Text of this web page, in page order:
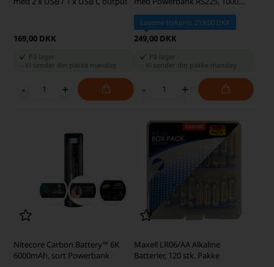
169,00 DKK
På lager
-Vi sender din pakke mandag
- +
Lumen
Laveste stykpris: 219,00 DKK
249,00 DKK
På lager
Vi sender din pakke mandag
- +
Nitecore Carbon Battery™ 6K
6000mAh, sort Powerbank
Maxell LR06/AA Alkaline
Batterier, 120 stk. Pakke